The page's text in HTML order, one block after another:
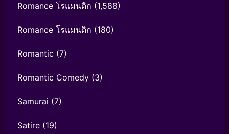
Romance โรแมนติก (1,588)
Romance โรแมนติก (180)
Romantic (7)
Romantic Comedy (3)
Samurai (7)
Satire (19)